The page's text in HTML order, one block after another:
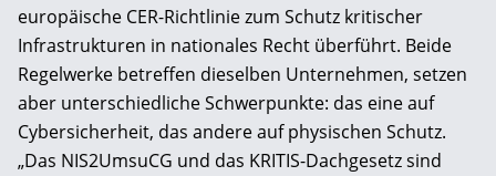
europäische CER-Richtlinie zum Schutz kritischer
Infrastrukturen in nationales Recht überführt. Beide
Regelwerke betreffen dieselben Unternehmen, setzen
aber unterschiedliche Schwerpunkte: das eine auf
Cybersicherheit, das andere auf physischen Schutz.
„Das NIS2UmsuCG und das KRITIS-Dachgesetz sind